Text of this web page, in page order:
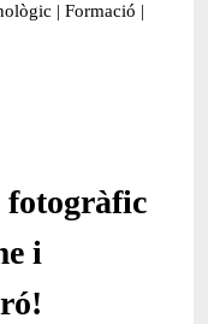
| Formació |
fotogràfic
i